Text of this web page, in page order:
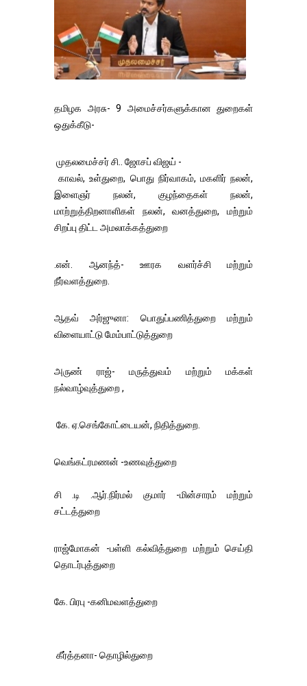
தமிழக அரசு- 9 அமைச்சர்களுக்கான துறைகள்
ஒதுக்கீடு-
முதலமைச்சர் சி.. ஜோசப் விஜய் -
காவல், உள்துறை, பொது நிர்வாகம், மகளிர் நலன்,
இளைஞர் நலன், குழந்தைகள் நலன்,
மாற்றுத்திறனாளிகள் நலன், வனத்துறை, மற்றும்
சிறப்பு திட்ட அமலாக்கத்துறை
.என். ஆனந்த்- ஊரக வளர்ச்சி மற்றும்
நீர்வளத்துறை.
ஆதவ் அர்ஜுனா: பொதுப்பணித்துறை மற்றும்
விளையாட்டு மேம்பாட்டுத்துறை
அருண் ராஜ்- மருத்துவம் மற்றும் மக்கள்
நல்வாழ்வுத்துறை ,
கே. ஏ.செங்கோட்டையன், நிதித்துறை.
வெங்கட்ரமணன் -உணவுத்துறை
சி .டி .ஆர்.நிர்மல் குமார் -மின்சாரம் மற்றும்
சட்டத்துறை
ராஜ்மோகன் -பள்ளி கல்வித்துறை மற்றும் செய்தி
தொடர்புத்துறை
கே. பிரபு -கனிமவளத்துறை
கீர்த்தனா- தொழில்துறை